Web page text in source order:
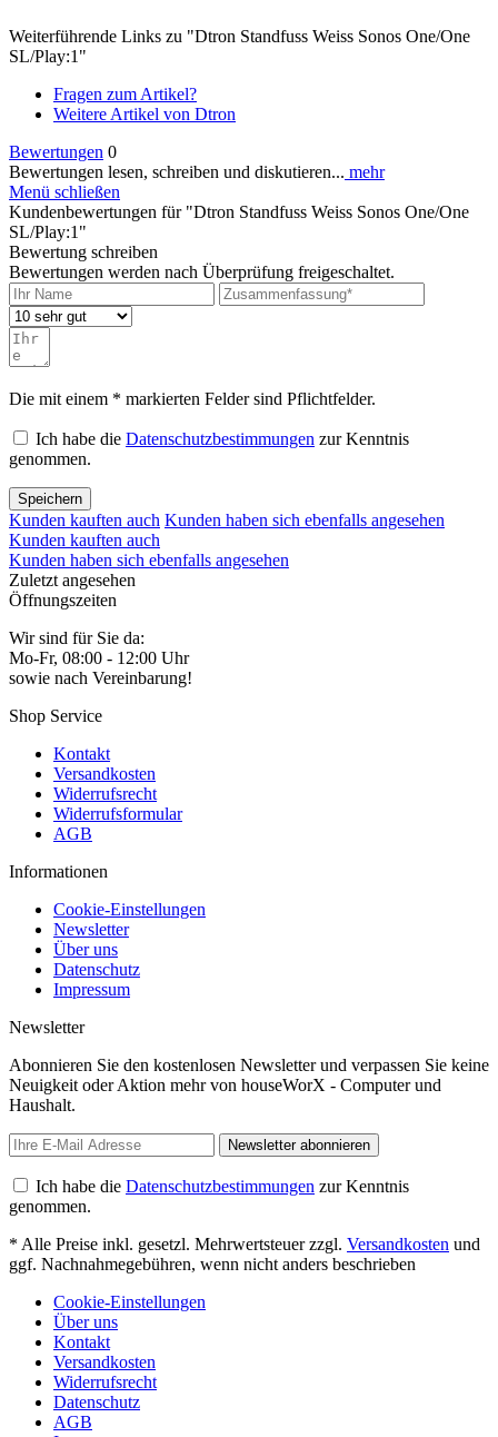
Weiterführende Links zu "Dtron Standfuss Weiss Sonos One/One
SL/Play:1"
Fragen zum Artikel?
Weitere Artikel von Dtron
Bewertungen 0
Bewertungen lesen, schreiben und diskutieren... mehr
Menü schließen
Kundenbewertungen für "Dtron Standfuss Weiss Sonos One/One
SL/Play:1"
Bewertung schreiben
Bewertungen werden nach Überprüfung freigeschaltet.
Die mit einem * markierten Felder sind Pflichtfelder.
Ich habe die Datenschutzbestimmungen zur Kenntnis
genommen.
Speichern
Kunden kauften auch Kunden haben sich ebenfalls angesehen
Kunden kauften auch
Kunden haben sich ebenfalls angesehen
Zuletzt angesehen
Öffnungszeiten
Wir sind für Sie da:
Mo-Fr, 08:00 - 12:00 Uhr
sowie nach Vereinbarung!
Shop Service
Kontakt
Versandkosten
Widerrufsrecht
Widerrufsformular
AGB
Informationen
Cookie-Einstellungen
Newsletter
Über uns
Datenschutz
Impressum
Newsletter
Abonnieren Sie den kostenlosen Newsletter und verpassen Sie keine
Neuigkeit oder Aktion mehr von houseWorX - Computer und
Haushalt.
Newsletter abonnieren
Ich habe die Datenschutzbestimmungen zur Kenntnis
genommen.
* Alle Preise inkl. gesetzl. Mehrwertsteuer zzgl. Versandkosten und
ggf. Nachnahmegebühren, wenn nicht anders beschrieben
Cookie-Einstellungen
Über uns
Kontakt
Versandkosten
Widerrufsrecht
Datenschutz
AGB